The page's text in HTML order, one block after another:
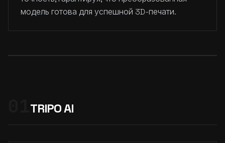
модель готова для успешной 3D-печати.
TRIPO AI